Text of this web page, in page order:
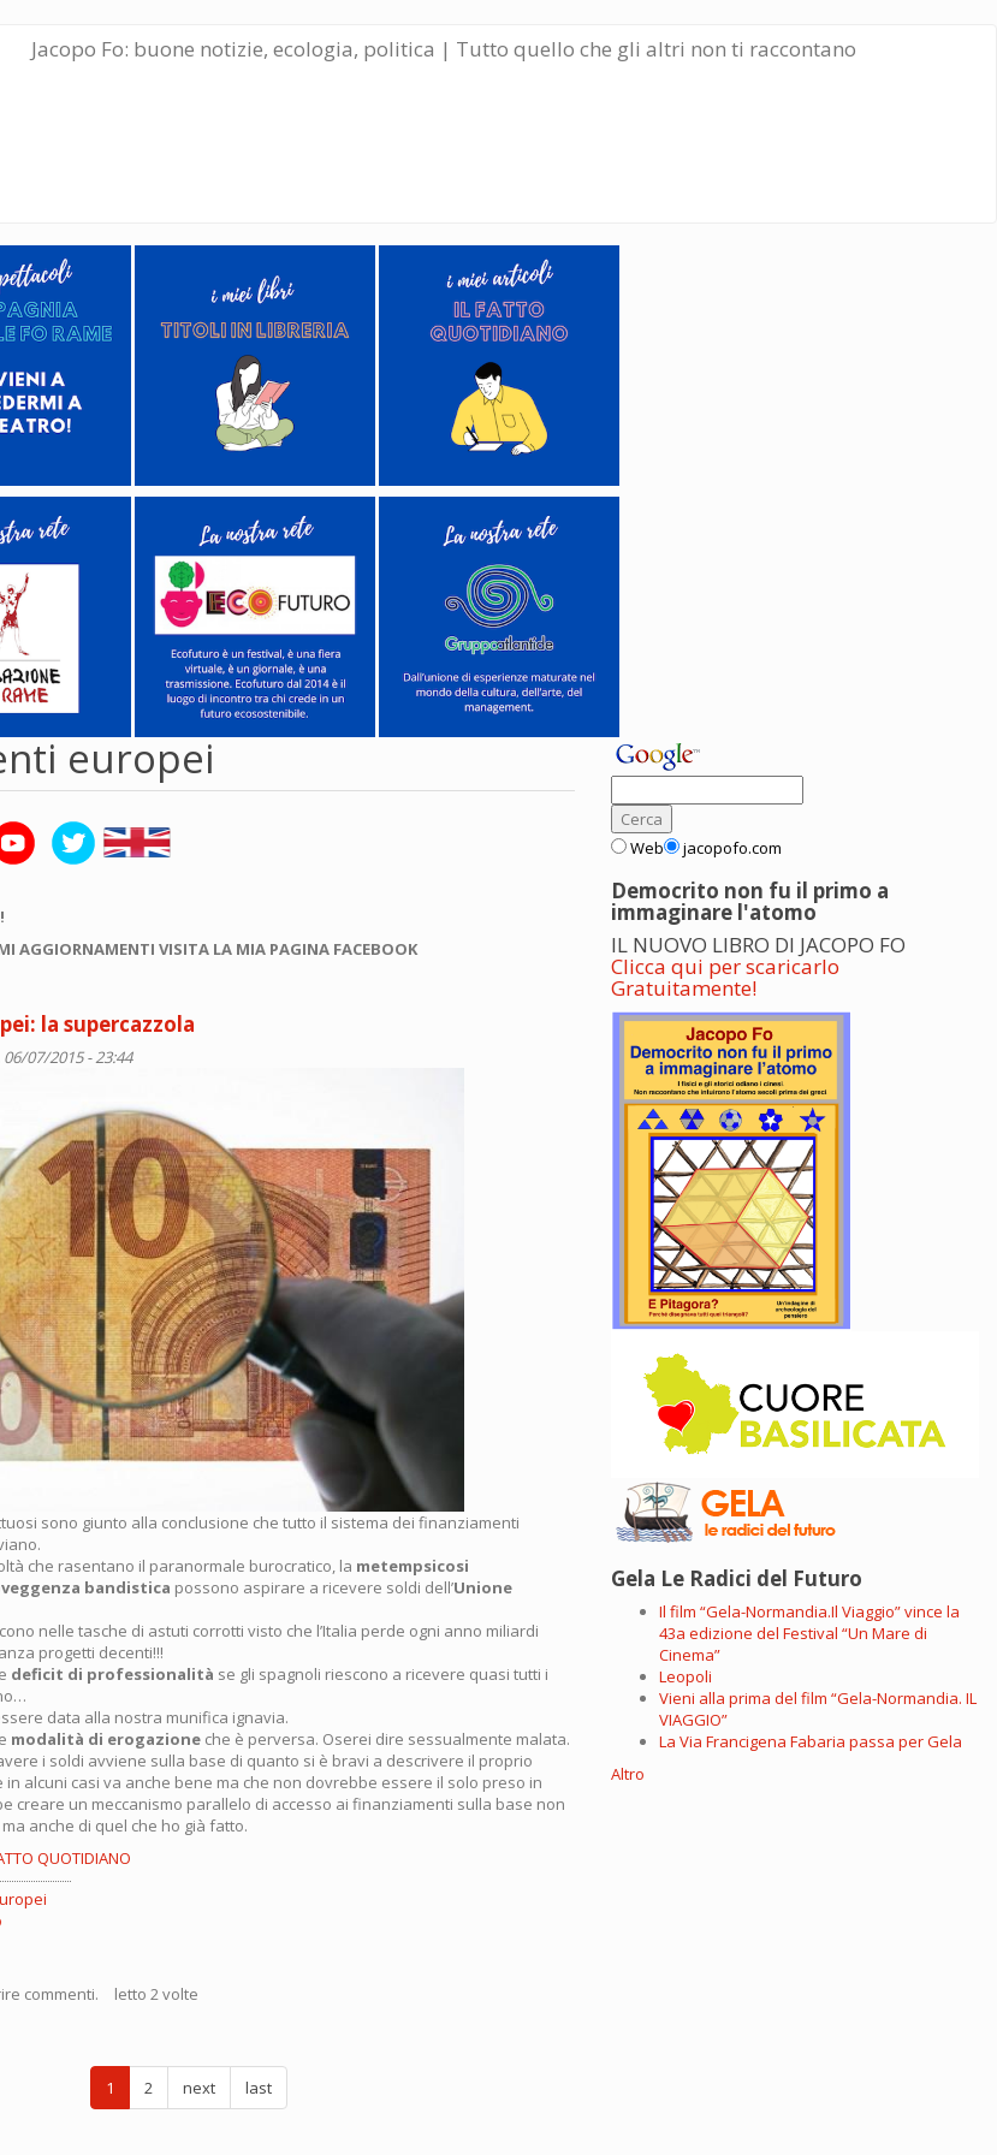
Jacopo Fo: buone notizie, ecologia, politica | Tutto quello che gli altri non ti raccontano
europei
AGGIORNAMENTI VISITA LA MIA PAGINA FACEBOOK
la supercazzola
07/2015 - 23:44
sono giunto alla conclusione che tutto il sistema dei finanziamenti
che rasentano il paranormale burocratico, la metempsicosi
bandistica possono aspirare a ricevere soldi dell’Unione
nelle tasche di astuti corrotti visto che l’Italia perde ogni anno miliardi
progetti decenti!!!
deficit di professionalità se gli spagnoli riescono a ricevere quasi tutti i
data alla nostra munifica ignavia.
modalità di erogazione che è perversa. Oserei dire sessualmente malata.
i soldi avviene sulla base di quanto si è bravi a descrivere il proprio
in alcuni casi va anche bene ma che non dovrebbe essere il solo preso in
creare un meccanismo parallelo di accesso ai finanziamenti sulla base non
anche di quel che ho già fatto.
QUOTIDIANO
commenti. letto 2 volte
1 2 next last
Web jacopofo.com
Democrito non fu il primo a
immaginare l'atomo
IL NUOVO LIBRO DI JACOPO FO
Clicca qui per scaricarlo
Gratuitamente!
Gela Le Radici del Futuro
Il film “Gela-Normandia.Il Viaggio” vince la
43a edizione del Festival “Un Mare di
Cinema”
Leopoli
Vieni alla prima del film “Gela-Normandia. IL
VIAGGIO”
La Via Francigena Fabaria passa per Gela
Altro